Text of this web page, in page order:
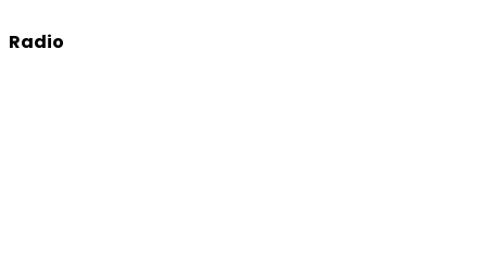
Radio